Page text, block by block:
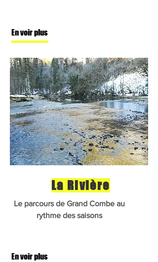
En voir plus
La Rivière
Le parcours de Grand Combe au
rythme des saisons
En voir plus